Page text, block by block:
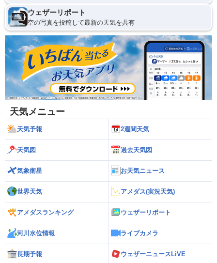
ウェザーリポート
空の写真を投稿して最新の天気を共有
天気メニュー
天気予報 2週間天気
天気図 過去天気図
気象衛星 お天気ニュース
世界天気 アメダス(実況天気)
アメダスランキング ウェザーリポート
河川水位情報 ライブカメラ
長期予報 ウェザーニュースLiVE